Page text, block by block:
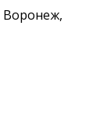
Воронеж,